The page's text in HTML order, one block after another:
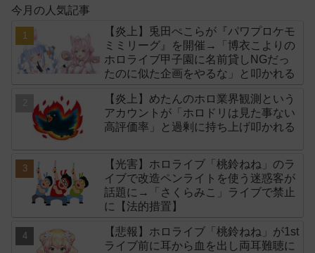
今月の人気記事
【炎上】兎田ぺこらが『パワプロケモ
ミミリーグ』を開催→「博衣こよりの
ホロライブ甲子園に名前貸しNGだっ
たのに似た企画をやるな」と叩かれる
【炎上】めたんのホロ業界観測という
アカウントが「ホロドリは見た事ない
高評価率」と過剰に持ち上げ叩かれる
【光害】ホロライブ「桃鈴ねね」のラ
イブで改造ペンライトを使う迷惑客が
話題に→「さくらみこ」ライブで禁止
に【法的措置】
【悲報】ホロライブ「桃鈴ねね」が1st
ライブ前に耳から血を出し両耳難聴に